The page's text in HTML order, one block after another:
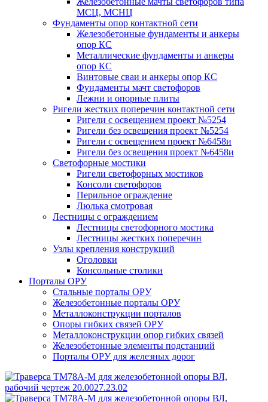
МСЦ, МСНЦ
Фундаменты опор контактной сети
Железобетонные фундаменты и анкеры
опор КС
Металлические фундаменты и анкеры
опор КС
Винтовые сваи и анкеры опор КС
Фундаменты мачт светофоров
Лежни и опорные плиты
Ригели жестких поперечин контактной сети
Ригели с освещением проект №5254
Ригели без освещения проект №5254
Ригели с освещением проект №6458и
Ригели без освещения проект №6458и
Светофорные мостики
Ригели светофорных мостиков
Консоли светофоров
Перильное ограждение
Люлька смотровая
Лестницы с ограждением
Лестницы светофорного мостика
Лестницы жестких поперечин
Узлы крепления конструкций
Оголовки
Консольные столики
Порталы ОРУ
Стальные порталы ОРУ
Железобетонные порталы ОРУ
Металлоконструкции порталов
Опоры гибких связей ОРУ
Металлоконструкции опор гибких связей
Железобетонные элементы подстанций
Порталы ОРУ для железных дорог